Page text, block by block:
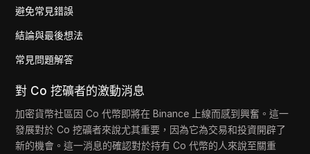
避免常見錯誤
結論與最後想法
常見問題解答
對 Co 挖礦者的激動消息
加密貨幣社區因 Co 代幣即將在 Binance 上線而感到興奮。這一
發展對於 Co 挖礦者來說尤其重要，因為它為交易和投資開辟了
新的機會。這一消息的確認對於持有 Co 代幣的人來說至關重